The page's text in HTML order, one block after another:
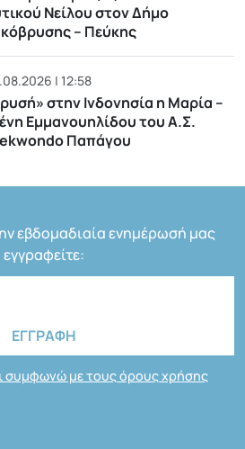
Νείλου στον Δήμο
– Πεύκης
| 12:58
στην Ινδονησία η Μαρία –
Εμμανουηλίδου του Α.Σ.
Παπάγου
εβδομαδιαία ενημέρωσή μας
εγγραφείτε:
συμφωνώ με τους όρους χρήσης